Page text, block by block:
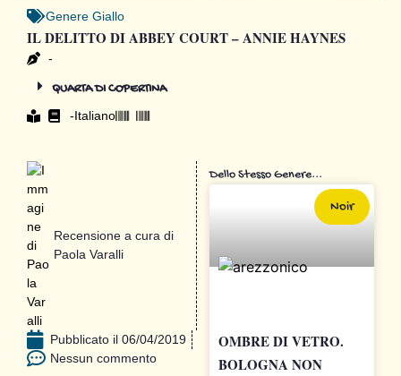
Genere Giallo
IL DELITTO DI ABBEY COURT – ANNIE HAYNES
-
QUARTA DI COPERTINA
-Italiano
Recensione a cura di
Paola Varalli
Pubblicato il 06/04/2019
Nessun commento
Dello Stesso Genere...
Noir
OMBRE DI VETRO.
BOLOGNA NON